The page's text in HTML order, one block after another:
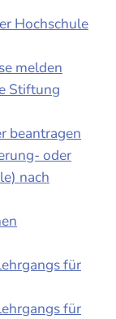
Hochschule
melden
Stiftung
beantragen
oder
nach
für
für